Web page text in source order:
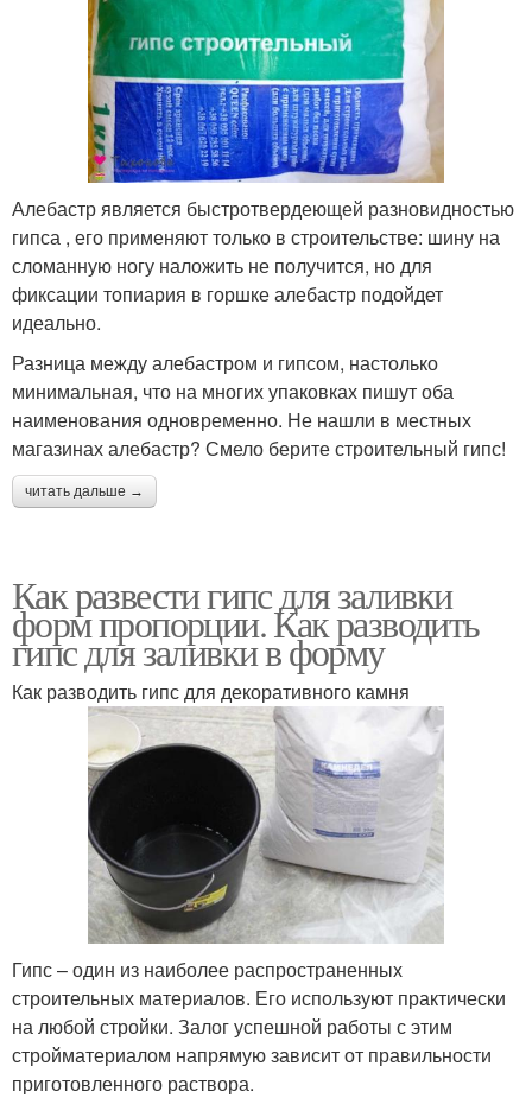
Алебастр является быстротвердеющей разновидностью
гипса , его применяют только в строительстве: шину на
сломанную ногу наложить не получится, но для
фиксации топиария в горшке алебастр подойдет
идеально.
Разница между алебастром и гипсом, настолько
минимальная, что на многих упаковках пишут оба
наименования одновременно. Не нашли в местных
магазинах алебастр? Смело берите строительный гипс!
читать дальше →
Как развести гипс для заливки
форм пропорции. Как разводить
гипс для заливки в форму
Как разводить гипс для декоративного камня
Гипс – один из наиболее распространенных
строительных материалов. Его используют практически
на любой стройки. Залог успешной работы с этим
стройматериалом напрямую зависит от правильности
приготовленного раствора.